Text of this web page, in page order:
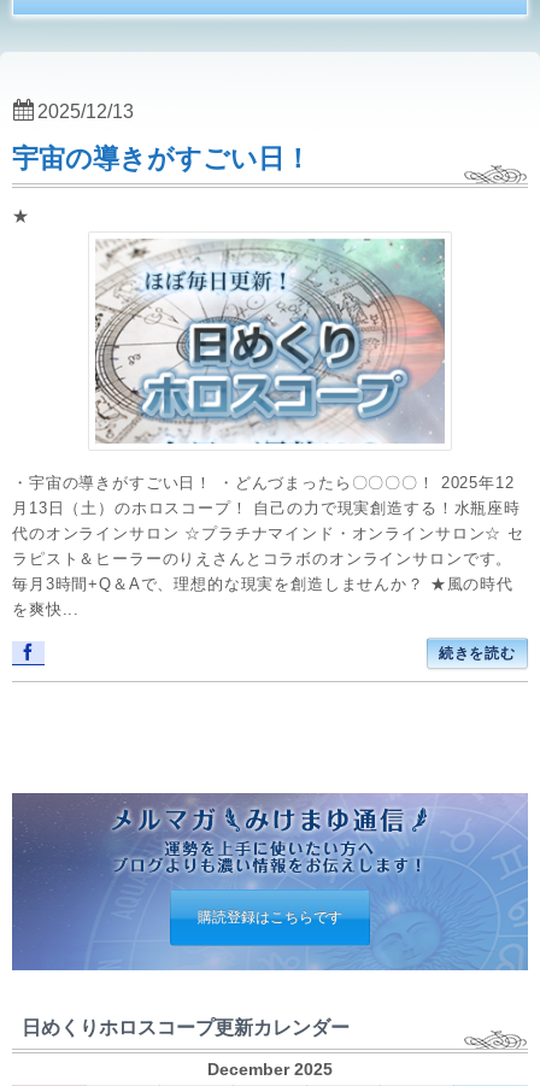
宇宙の導きがすごい日！
★
・宇宙の導きがすごい日！ ・どんづまったら〇〇〇〇！ 2025年12
月13日（土）のホロスコープ！ 自己の力で現実創造する！水瓶座時
代のオンラインサロン ☆プラチナマインド・オンラインサロン☆ セ
ラピスト＆ヒーラーのりえさんとコラボのオンラインサロンです。
毎月3時間+Q＆Aで、理想的な現実を創造しませんか？ ★風の時代
を爽快...
続きを読む
2025/12/13
購読登録はこちらです
日めくりホロスコープ更新カレンダー
December 2025